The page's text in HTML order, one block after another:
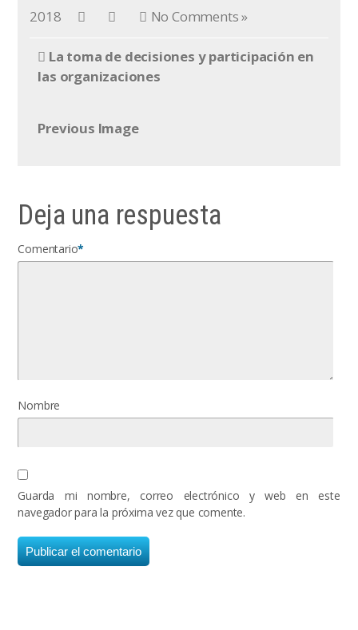
2018
No Comments »
La toma de decisiones y participación en
las organizaciones
Previous Image
Deja una respuesta
Comentario*
Nombre
Guarda mi nombre, correo electrónico y web en este
navegador para la próxima vez que comente.